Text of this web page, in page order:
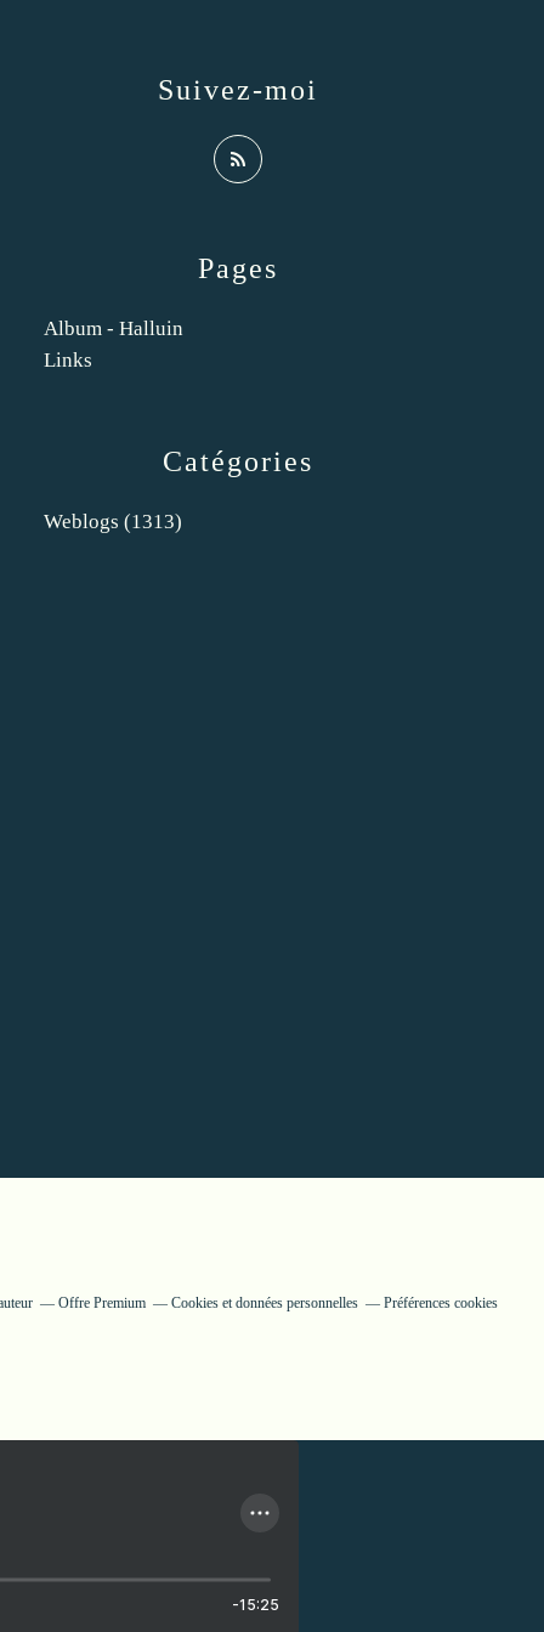
Catégories
Weblogs (1313)
Pages
Album - Halluin
Links
Suivez-moi
Offre Premium Cookies et données personnelles Préférences cookies
-15:25